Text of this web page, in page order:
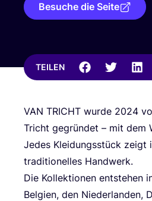
Besuche die Seite
TEILEN
VAN TRICHT wur­de 2024
Tricht gegrün­det – mit dem
Jedes Klei­dungs­stück zeigt
tra­di­tio­nel­les Handwerk.
Die Kol­lek­tio­nen ent­ste­hen
Bel­gi­en, den Nie­der­lan­den,